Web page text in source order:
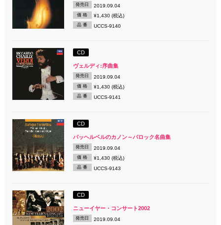
発売日 2019.09.04
価 格 ¥1,430 (税込)
品 番 UCCS-9140
CD
ヴェルディ:序曲集
発売日 2019.09.04
価 格 ¥1,430 (税込)
品 番 UCCS-9141
CD
パッヘルベルのカノン～バロック名曲集
発売日 2019.09.04
価 格 ¥1,430 (税込)
品 番 UCCS-9143
CD
ニューイヤー・コンサート2002
発売日 2019.09.04